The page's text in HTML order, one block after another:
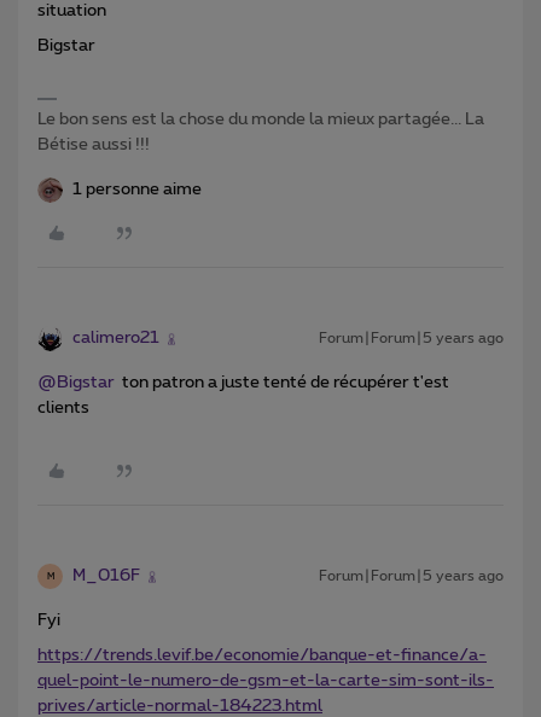
situation
Bigstar
Le bon sens est la chose du monde la mieux partagée... La
Bétise aussi !!!
1 personne aime
calimero21 Forum|Forum|5 years ago
@Bigstar ton patron a juste tenté de récupérer t'est
clients
M M_016F Forum|Forum|5 years ago
Fyi
https://trends.levif.be/economie/banque-et-finance/a-
quel-point-le-numero-de-gsm-et-la-carte-sim-sont-ils-
prives/article-normal-184223.html